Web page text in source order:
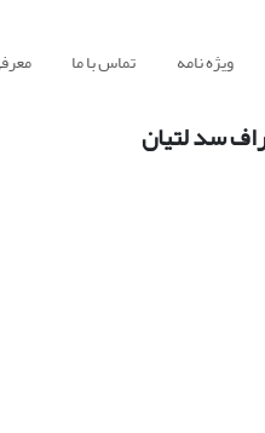
ویژه نامه تماس با ما
سد لتیان